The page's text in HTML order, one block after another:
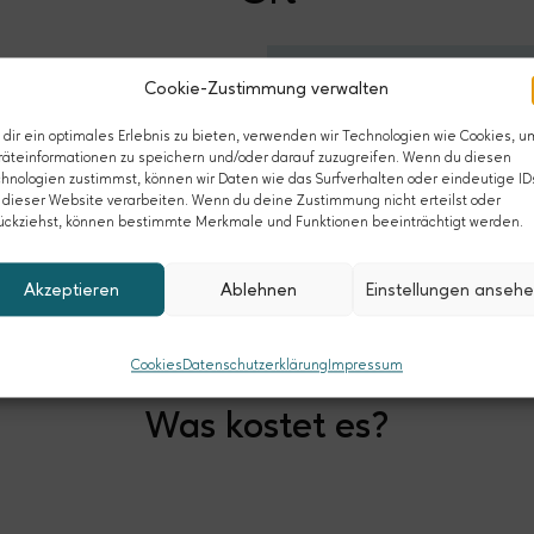
Cookie-Zustimmung verwalten
dir ein optimales Erlebnis zu bieten, verwenden wir Technologien wie Cookies,
zu speichern und/oder darauf zuzugreifen. Wenn du diesen
zustimmst, können wir Daten wie das Surfverhalten oder eindeutige
Website verarbeiten. Wenn du deine Zustimmung nicht erteilst oder
können bestimmte Merkmale und Funktionen beeinträchtigt werden.
Akzeptieren Ablehnen Einstellungen
Cookies Datenschutzerklärung Impressum
sumuna
Alte Feuerwache
Witten
Info
Was kostet es?